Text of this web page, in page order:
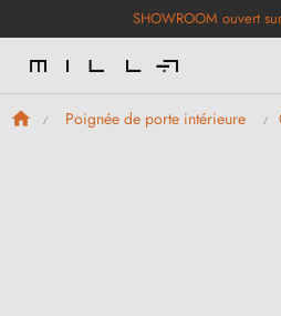
SHOWROOM ouvert
Poignée de porte intérieure